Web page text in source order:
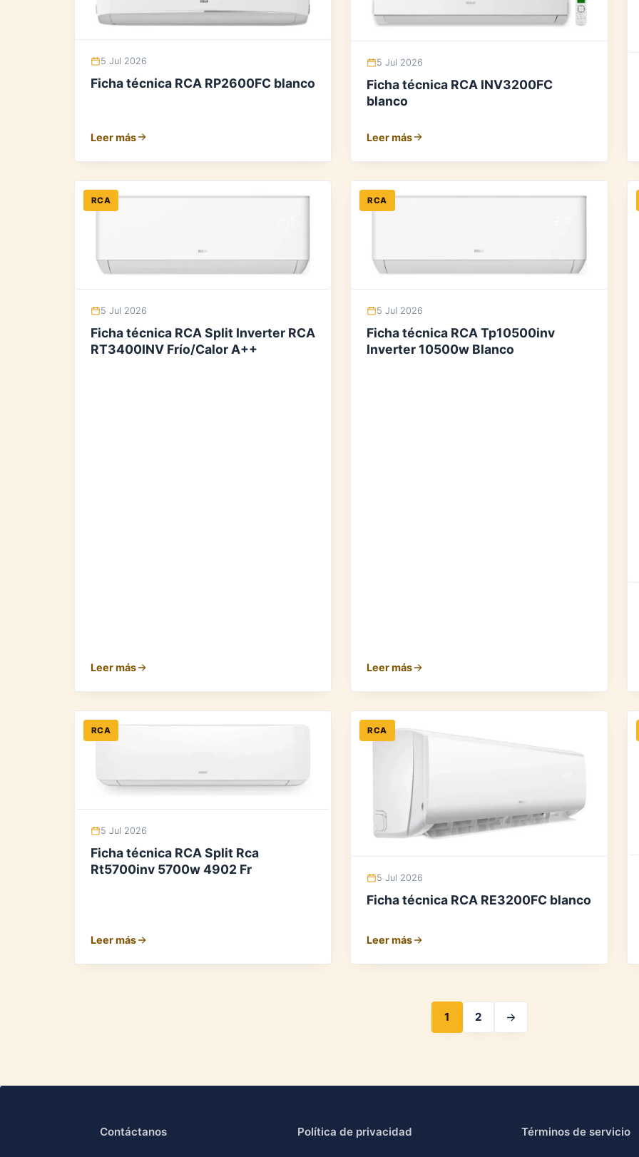
5 Jul 2026
Ficha técnica RCA RP2600FC blanco
Leer más
5 Jul 2026
Ficha técnica RCA INV3200FC
blanco
Leer más
RCA
5 Jul 2026
Ficha técnica RCA Split Inverter RCA
RT3400INV Frío/Calor A++
Leer más
RCA
5 Jul 2026
Ficha técnica RCA Tp10500inv
Inverter 10500w Blanco
Leer más
RCA
5 Jul 2026
Ficha técnica RCA Split Rca
Rt5700inv 5700w 4902 Fr
Leer más
RCA
5 Jul 2026
Ficha técnica RCA RE3200FC blanco
Leer más
1 2
Contáctanos Política de privacidad Términos de servicio